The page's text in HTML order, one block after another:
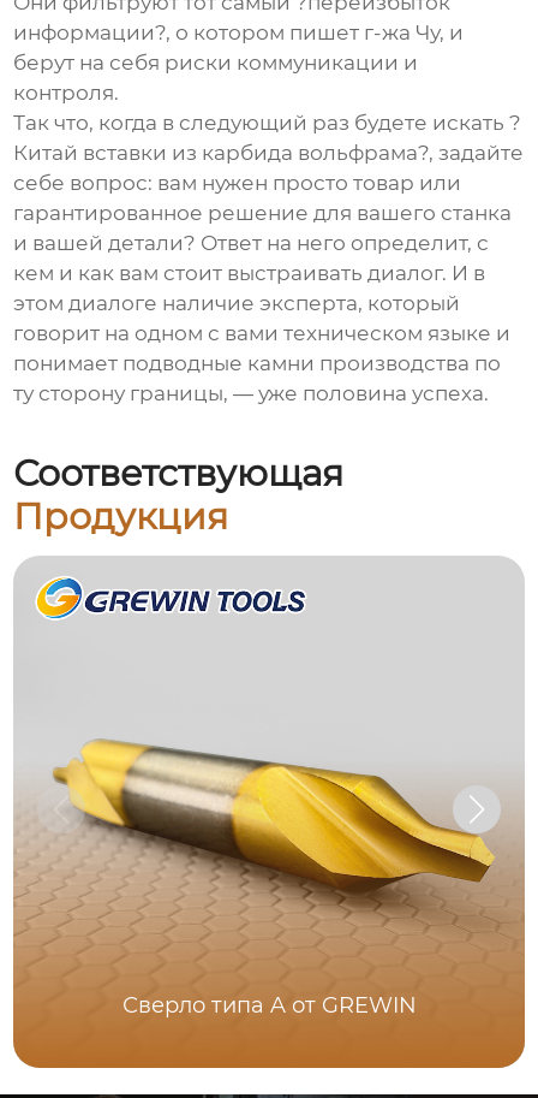
информации?, о котором пишет г-жа Чу, и
берут на себя риски коммуникации и
контроля.
Так что, когда в следующий раз будете искать ?
Китай вставки из карбида вольфрама?, задайте
себе вопрос: вам нужен просто товар или
гарантированное решение для вашего станка
и вашей детали? Ответ на него определит, с
кем и как вам стоит выстраивать диалог. И в
этом диалоге наличие эксперта, который
говорит на одном с вами техническом языке и
понимает подводные камни производства по
ту сторону границы, — уже половина успеха.
Соответствующая
Продукция
Сверло типа A от GREWIN